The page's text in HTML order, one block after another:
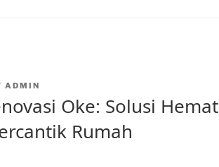
ADMIN
Oke: Solusi Hemat
Rumah